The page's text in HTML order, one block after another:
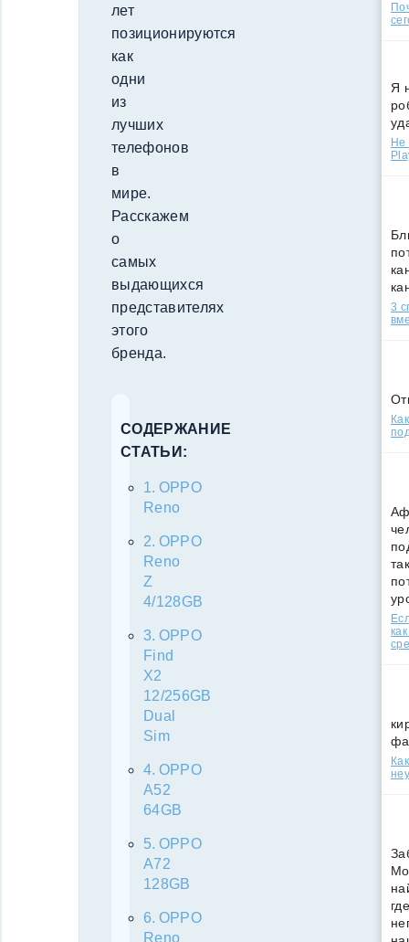
лет
позиционируются
как
одни
из
лучших
телефонов
в
мире.
Расскажем
о
самых
выдающихся
представителях
этого
бренда.
СОДЕРЖАНИЕ
СТАТЬИ:
OPPO
Reno
OPPO
Reno
Z
4/128GB
OPPO
Find
X2
12/256GB
Dual
Sim
OPPO
A52
64GB
OPPO
A72
128GB
OPPO
Reno
Я
Не
3